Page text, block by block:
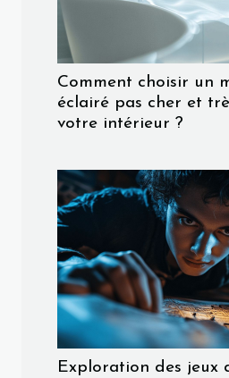
Comment choisir un
éclairé pas cher et
votre intérieur ?
Exploration des jeux